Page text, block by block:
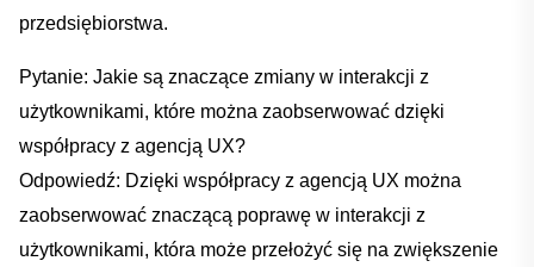
przedsiębiorstwa.
Pytanie: Jakie są znaczące zmiany w interakcji z
użytkownikami,⁣ które można zaobserwować dzięki
współpracy z ⁤agencją UX?
Odpowiedź: Dzięki współpracy z agencją‍ UX można‍
zaobserwować znaczącą poprawę w interakcji z
użytkownikami, ‍która może przełożyć się na zwiększenie‍